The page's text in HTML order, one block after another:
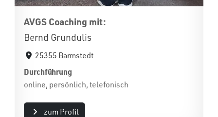
AVGS Coaching mit:
Bernd Grundulis
25355 Barmstedt
Durchführung
online, persönlich, telefonisch
zum Profil